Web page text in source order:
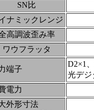
SN比
ナミックレンジ
高調波歪み率
ワウフラッタ
端子
D2×1
光デジ
電力
外形寸法